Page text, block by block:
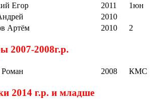
Егор 2011 1юн
2010
Артём 2010 2
2007-2008г.р.
Роман 2008 КМС
2014 г.р. и младше